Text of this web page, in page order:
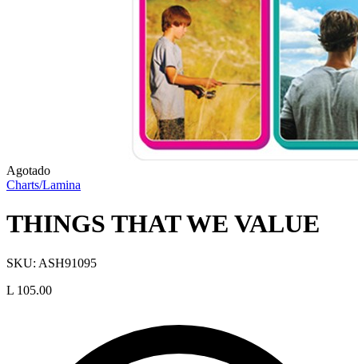
Agotado
Charts/Lamina
THINGS THAT WE VALUE
SKU: ASH91095
L 105.00